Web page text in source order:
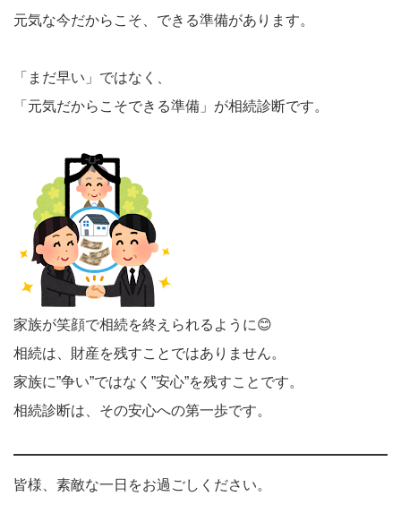
元気な今だからこそ、できる準備があります。
「まだ早い」ではなく、
「元気だからこそできる準備」が相続診断です。
家族が笑顔で相続を終えられるように😊
相続は、財産を残すことではありません。
家族に”争い”ではなく”安心”を残すことです。
相続診断は、その安心への第一歩です。
皆様、素敵な一日をお過ごしください。